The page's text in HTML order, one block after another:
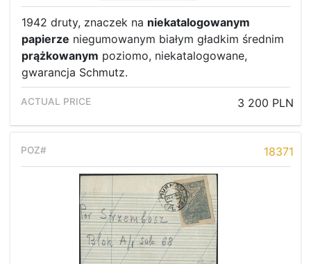
Home page
Current auction
Recent result
Regulation
1942 druty, znaczek na niekatalogowanym
papierze niegumowanym białym gładkim średnim
prążkowanym poziomo, niekatalogowane,
gwarancja Schmutz.
3 200 PLN
18371